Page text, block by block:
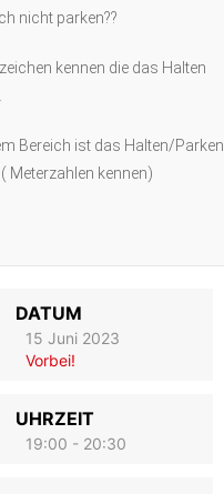
nicht parken??
kennen die das Halten
Bereich ist das Halten/Parken
Meterzahlen kennen)
DATUM
15 Juni 2023
Vorbei!
UHRZEIT
19:00 - 20:30